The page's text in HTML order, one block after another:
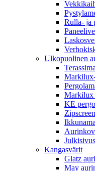
Rulla- ja
Ulkopuolinen
Markilux
KE
Zipscreen
Kangasvärit
Glatz
May